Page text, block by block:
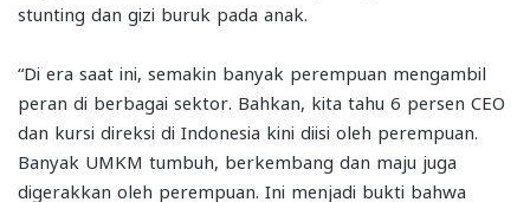
stunting dan gizi buruk pada anak.
“Di era saat ini, semakin banyak perempuan mengambil
peran di berbagai sektor. Bahkan, kita tahu 6 persen CEO
dan kursi direksi di Indonesia kini diisi oleh perempuan.
Banyak UMKM tumbuh, berkembang dan maju juga
digerakkan oleh perempuan. Ini menjadi bukti bahwa